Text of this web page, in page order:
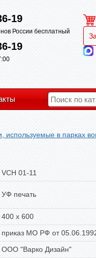
19
России бесплатный
19
в парках
VCH 01-11
УФ печать
400 х 600
приказ МО РФ от
ООО "Варко Дизайн"